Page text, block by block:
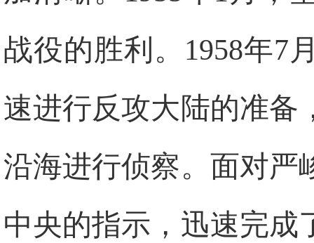
战役的胜利。1958年7
速进行反攻大陆的准备
沿海进行侦察。面对严
中央的指示，迅速完成